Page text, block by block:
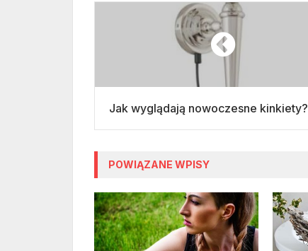
Jak wyglądają nowoczesne kinkiety?
POWIĄZANE WPISY